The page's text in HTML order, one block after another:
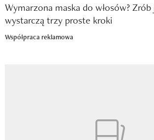
Wymarzona maska do włosów? Zrób
wystarczą trzy proste kroki
Współpraca reklamowa